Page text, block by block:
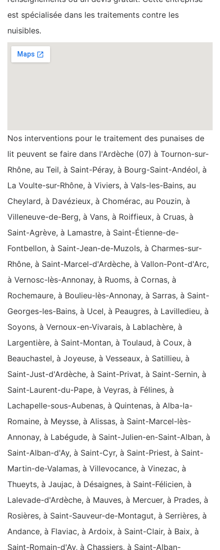
est spécialisée dans les traitements contre les
nuisibles.
Nos interventions pour le traitement des punaises de
lit peuvent se faire dans l'Ardèche (07) à Tournon-sur-
Rhône, au Teil, à Saint-Péray, à Bourg-Saint-Andéol, à
La Voulte-sur-Rhône, à Viviers, à Vals-les-Bains, au
Cheylard, à Davézieux, à Chomérac, au Pouzin, à
Villeneuve-de-Berg, à Vans, à Roiffieux, à Cruas, à
Saint-Agrève, à Lamastre, à Saint-Étienne-de-
Fontbellon, à Saint-Jean-de-Muzols, à Charmes-sur-
Rhône, à Saint-Marcel-d'Ardèche, à Vallon-Pont-d'Arc,
à Vernosc-lès-Annonay, à Ruoms, à Cornas, à
Rochemaure, à Boulieu-lès-Annonay, à Sarras, à Saint-
Georges-les-Bains, à Ucel, à Peaugres, à Lavilledieu, à
Soyons, à Vernoux-en-Vivarais, à Lablachère, à
Largentière, à Saint-Montan, à Toulaud, à Coux, à
Beauchastel, à Joyeuse, à Vesseaux, à Satillieu, à
Saint-Just-d'Ardèche, à Saint-Privat, à Saint-Sernin, à
Saint-Laurent-du-Pape, à Veyras, à Félines, à
Lachapelle-sous-Aubenas, à Quintenas, à Alba-la-
Romaine, à Meysse, à Alissas, à Saint-Marcel-lès-
Annonay, à Labégude, à Saint-Julien-en-Saint-Alban, à
Saint-Alban-d'Ay, à Saint-Cyr, à Saint-Priest, à Saint-
Martin-de-Valamas, à Villevocance, à Vinezac, à
Thueyts, à Jaujac, à Désaignes, à Saint-Félicien, à
Lalevade-d'Ardèche, à Mauves, à Mercuer, à Prades, à
Rosières, à Saint-Sauveur-de-Montagut, à Serrières, à
Andance, à Flaviac, à Ardoix, à Saint-Clair, à Baix, à
Saint-Romain-d'Ay, à Chassiers, à Saint-Alban-